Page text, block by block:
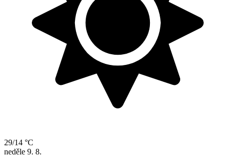
29/14 °C
neděle 9. 8.